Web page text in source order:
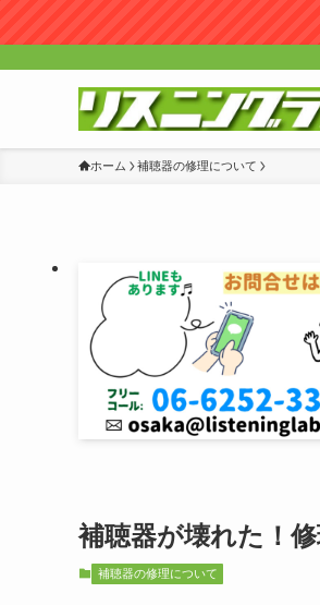
ホーム 補聴器の修理について
補聴器が壊れた！
補聴器の修理について